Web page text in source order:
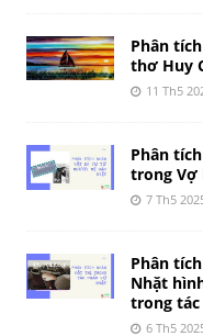
Phân
thơ Huy
11 Th5
Phân
trong Vợ
7 Th5
Phân
Nhặt
trong
6 Th5